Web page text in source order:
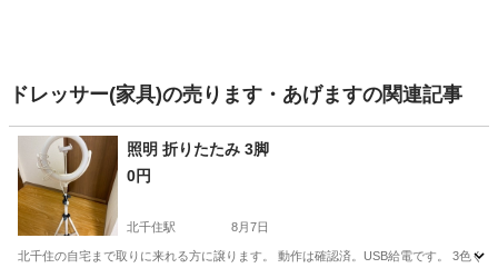
ドレッサー(家具)の売ります・あげますの関連記事
照明 折りたたみ 3脚
0円
北千住駅 8月7日
北千住の自宅まで取りに来れる方に譲ります。 動作は確認済。USB給電です。 3色ぐ